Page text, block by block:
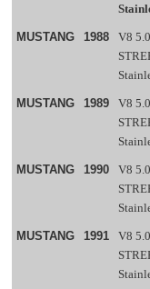
MUSTANG 1988
V8
MUSTANG 1989
V8
MUSTANG 1990
V8
MUSTANG 1991
V8